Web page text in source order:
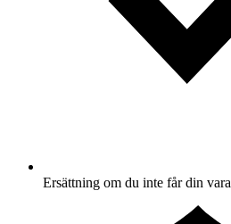
Ersättning om du inte får din vara